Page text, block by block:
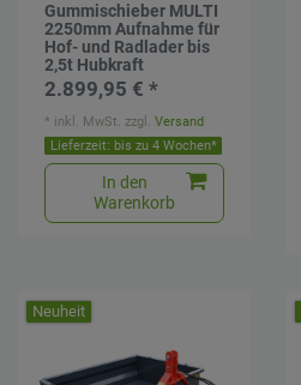
Gummischieber MULTI
2250mm Aufnahme für
Hof- und Radlader bis
2,5t Hubkraft
2.899,95 € *
Lieferzeit: bis zu 4 Wochen*
In den
Warenkorb
* inkl. MwSt. zzgl.Versand
Neuheit